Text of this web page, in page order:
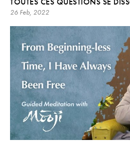
26 Feb, 2022